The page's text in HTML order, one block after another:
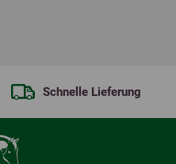
Schnelle Lieferung